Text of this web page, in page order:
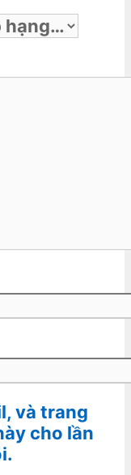
và trang
cho lần